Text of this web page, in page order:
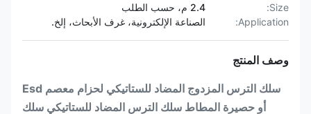
Size:
2.4 م، حسب الطلب
Application:
الصناعة الإلكترونية، غرف الأبحاث، إلخ.
وصف المنتج
سلك الترس المزدوج المضاد للستاتيكي لحزام معصم Esd
أو حصيرة المطاط سلك الترس المضاد للستاتيكي سلك